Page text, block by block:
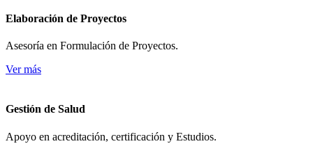
Elaboración de Proyectos
Asesoría en Formulación de Proyectos.
Ver más
Gestión de Salud
Apoyo en acreditación, certificación y Estudios.